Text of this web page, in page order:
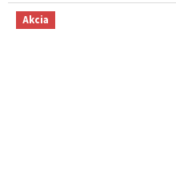
Akcia